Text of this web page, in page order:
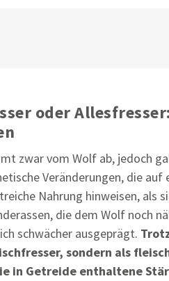
oder
zwar vom Wolf ab, jedoch
Veränderungen, die auf
Nahrung hinweisen, als
die dem Wolf noch
schwächer ausgeprägt.
sondern als
in Getreide enthaltene